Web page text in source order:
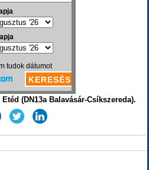
(DN13a Balavásár-Csíkszereda).